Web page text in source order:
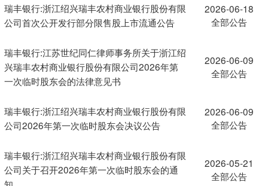
瑞丰银行:浙江绍兴瑞丰农村商业银行股份有限
公司首次公开发行部分限售股上市流通公告
2026-06-18
全部公告
瑞丰银行:江苏世纪同仁律师事务所关于浙江绍
兴瑞丰农村商业银行股份有限公司2026年第
一次临时股东会的法律意见书
2026-06-09
全部公告
瑞丰银行:浙江绍兴瑞丰农村商业银行股份有限
公司2026年第一次临时股东会决议公告
2026-06-09
全部公告
瑞丰银行:浙江绍兴瑞丰农村商业银行股份有限
公司关于召开2026年第一次临时股东会的通
2026-05-21
全部公告